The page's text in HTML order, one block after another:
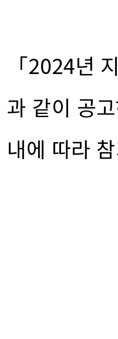
「2024년
과 같이 공
내에 따라